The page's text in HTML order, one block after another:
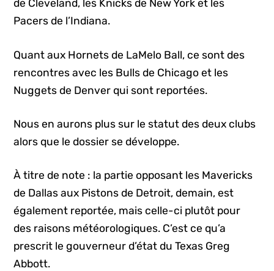
de Cleveland, les Knicks de New York et les
Pacers de l’Indiana.
Quant aux Hornets de LaMelo Ball, ce sont des
rencontres avec les Bulls de Chicago et les
Nuggets de Denver qui sont reportées.
Nous en aurons plus sur le statut des deux clubs
alors que le dossier se développe.
À titre de note : la partie opposant les Mavericks
de Dallas aux Pistons de Detroit, demain, est
également reportée, mais celle-ci plutôt pour
des raisons météorologiques. C’est ce qu’a
prescrit le gouverneur d’état du Texas Greg
Abbott.